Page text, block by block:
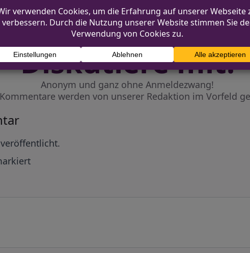
Diskutiere mit!
Anonym und ganz ohne Anmeldezwang!
werden von unserer Redaktion im Vorfeld